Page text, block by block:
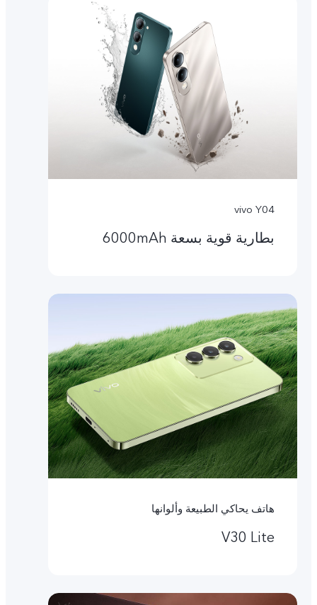
vivo Y04
بطارية قوية بسعة 6000mAh
هاتف يحاكي الطبيعة وألوانها
V30 Lite